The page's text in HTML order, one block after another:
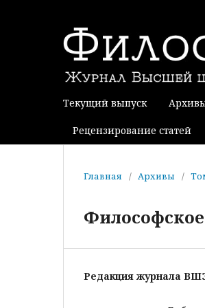
Текущий выпуск
Рецензирование статей
Главная / Архивы /
Редакция журнала